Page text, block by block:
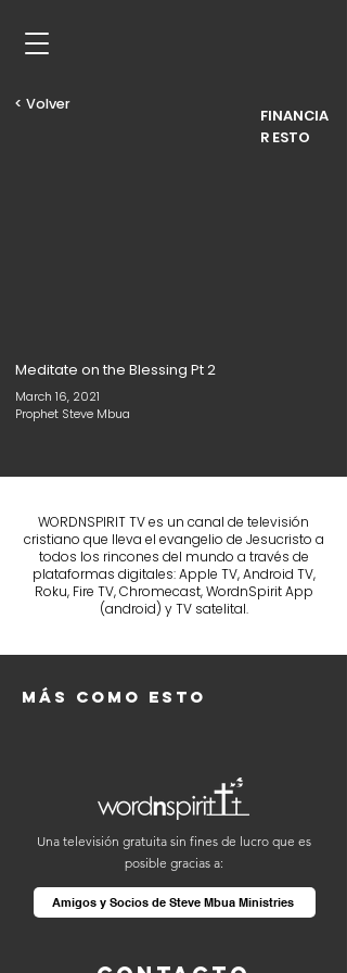
< Volver
FINANCIA
R ESTO
Meditate on the Blessing Pt 2
March 16, 2021
Prophet Steve Mbua
WORDNSPIRIT TV es un canal de televisión
cristiano que lleva el evangelio de Jesucristo a
todos los rincones del mundo a través de
plataformas digitales: Apple TV, Android TV,
Roku, Fire TV, Chromecast, WordnSpirit App
(android) y TV satelital.
Más como esto
Una televisión gratuita sin fines de lucro que es
posible gracias a:
Amigos y Socios de Steve Mbua Ministries